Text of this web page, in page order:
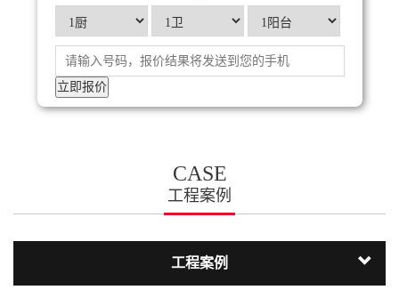
CASE
工程案例
工程案例